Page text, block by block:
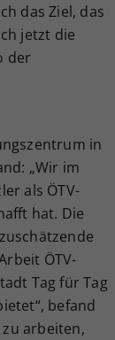
das Ziel, das
jetzt die
der
in
„Wir im
als ÖTV-
hat. Die
ÖTV-
Tag für Tag
befand
arbeiten,